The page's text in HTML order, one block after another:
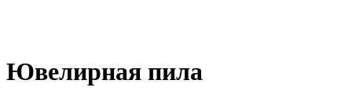
Ювелирная пила